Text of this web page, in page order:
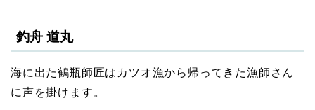
釣舟 道丸
海に出た鶴瓶師匠はカツオ漁から帰ってきた漁師さん
に声を掛けます。